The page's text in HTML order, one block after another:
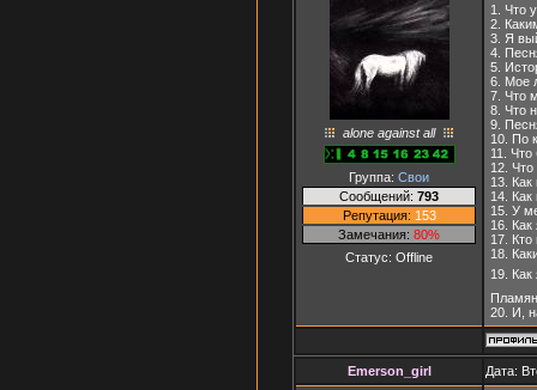
alone against all
Группа: Свои
Сообщений: 793
Репутация: 153
Замечания: 80%
Статус: Offline
1. Что
2.
3. Я
4.
5.
6. Мое
7. Что
8. Что
9.
10. По
11.
12.
13.
14.
15. У
16. Как
17.
18.
19.
20. И,
Emerson_girl Дата: